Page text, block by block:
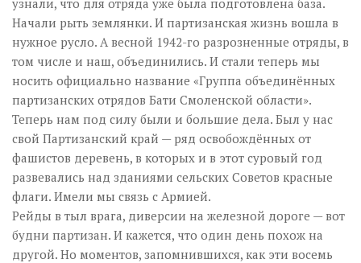
узнали, что для отряда уже была подготовлена база.
Начали рыть землянки. И партизанская жизнь вошла в
нужное русло. А весной 1942-го разрозненные отряды, в
том числе и наш, объединились. И стали теперь мы
носить официально название «Группа объединённых
партизанских отрядов Бати Смоленской области».
Теперь нам под силу были и большие дела. Был у нас
свой Партизанский край — ряд освобождённых от
фашистов деревень, в которых и в этот суровый год
развевались над зданиями сельских Советов красные
флаги. Имели мы связь с Армией.
Рейды в тыл врага, диверсии на железной дороге — вот
будни партизан. И кажется, что один день похож на
другой. Но моментов, запомнившихся, как эти восемь